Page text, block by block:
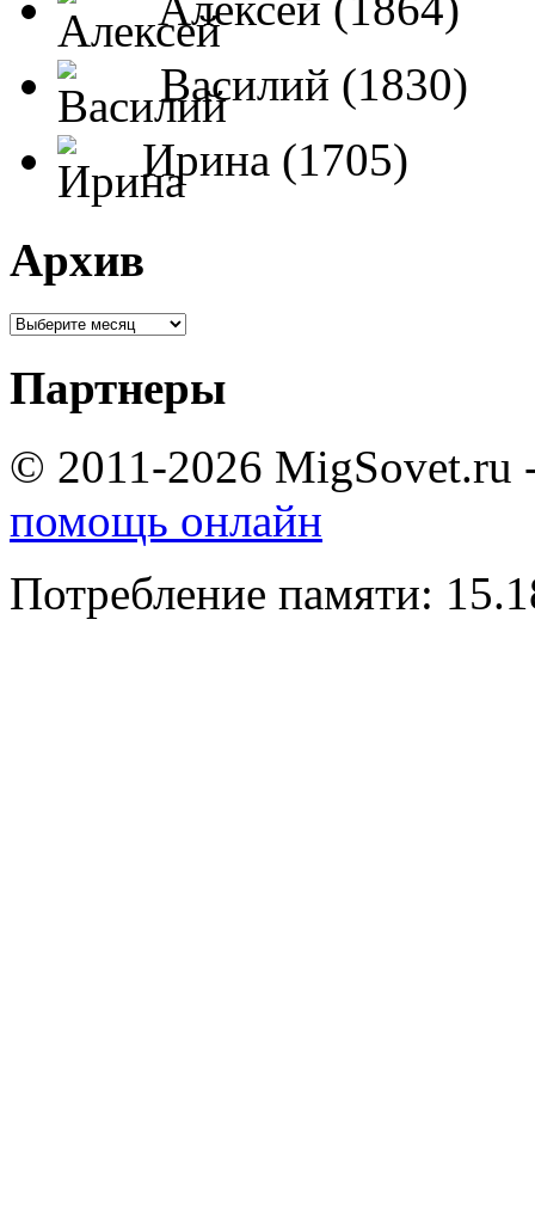
Василий (1830)
Ирина (1705)
Архив
Партнеры
© 2011-2026 MigSovet.ru
помощь онлайн
Потребление памяти: